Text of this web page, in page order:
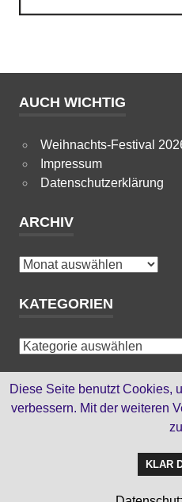
AUCH WICHTIG
Weihnachts-Festival
Impressum
Datenschutzerklärung
ARCHIV
Archiv
KATEGORIEN
Kategorien
HTML-SEITEN
Diese Seite benutzt Cookies,
verbessern. Mit der weiteren
KLAR